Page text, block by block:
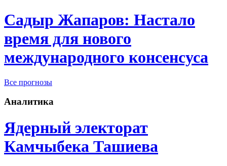
Садыр Жапаров: Настало
время для нового
международного консенсуса
Все прогнозы
Аналитика
Ядерный электорат
Камчыбека Ташиева